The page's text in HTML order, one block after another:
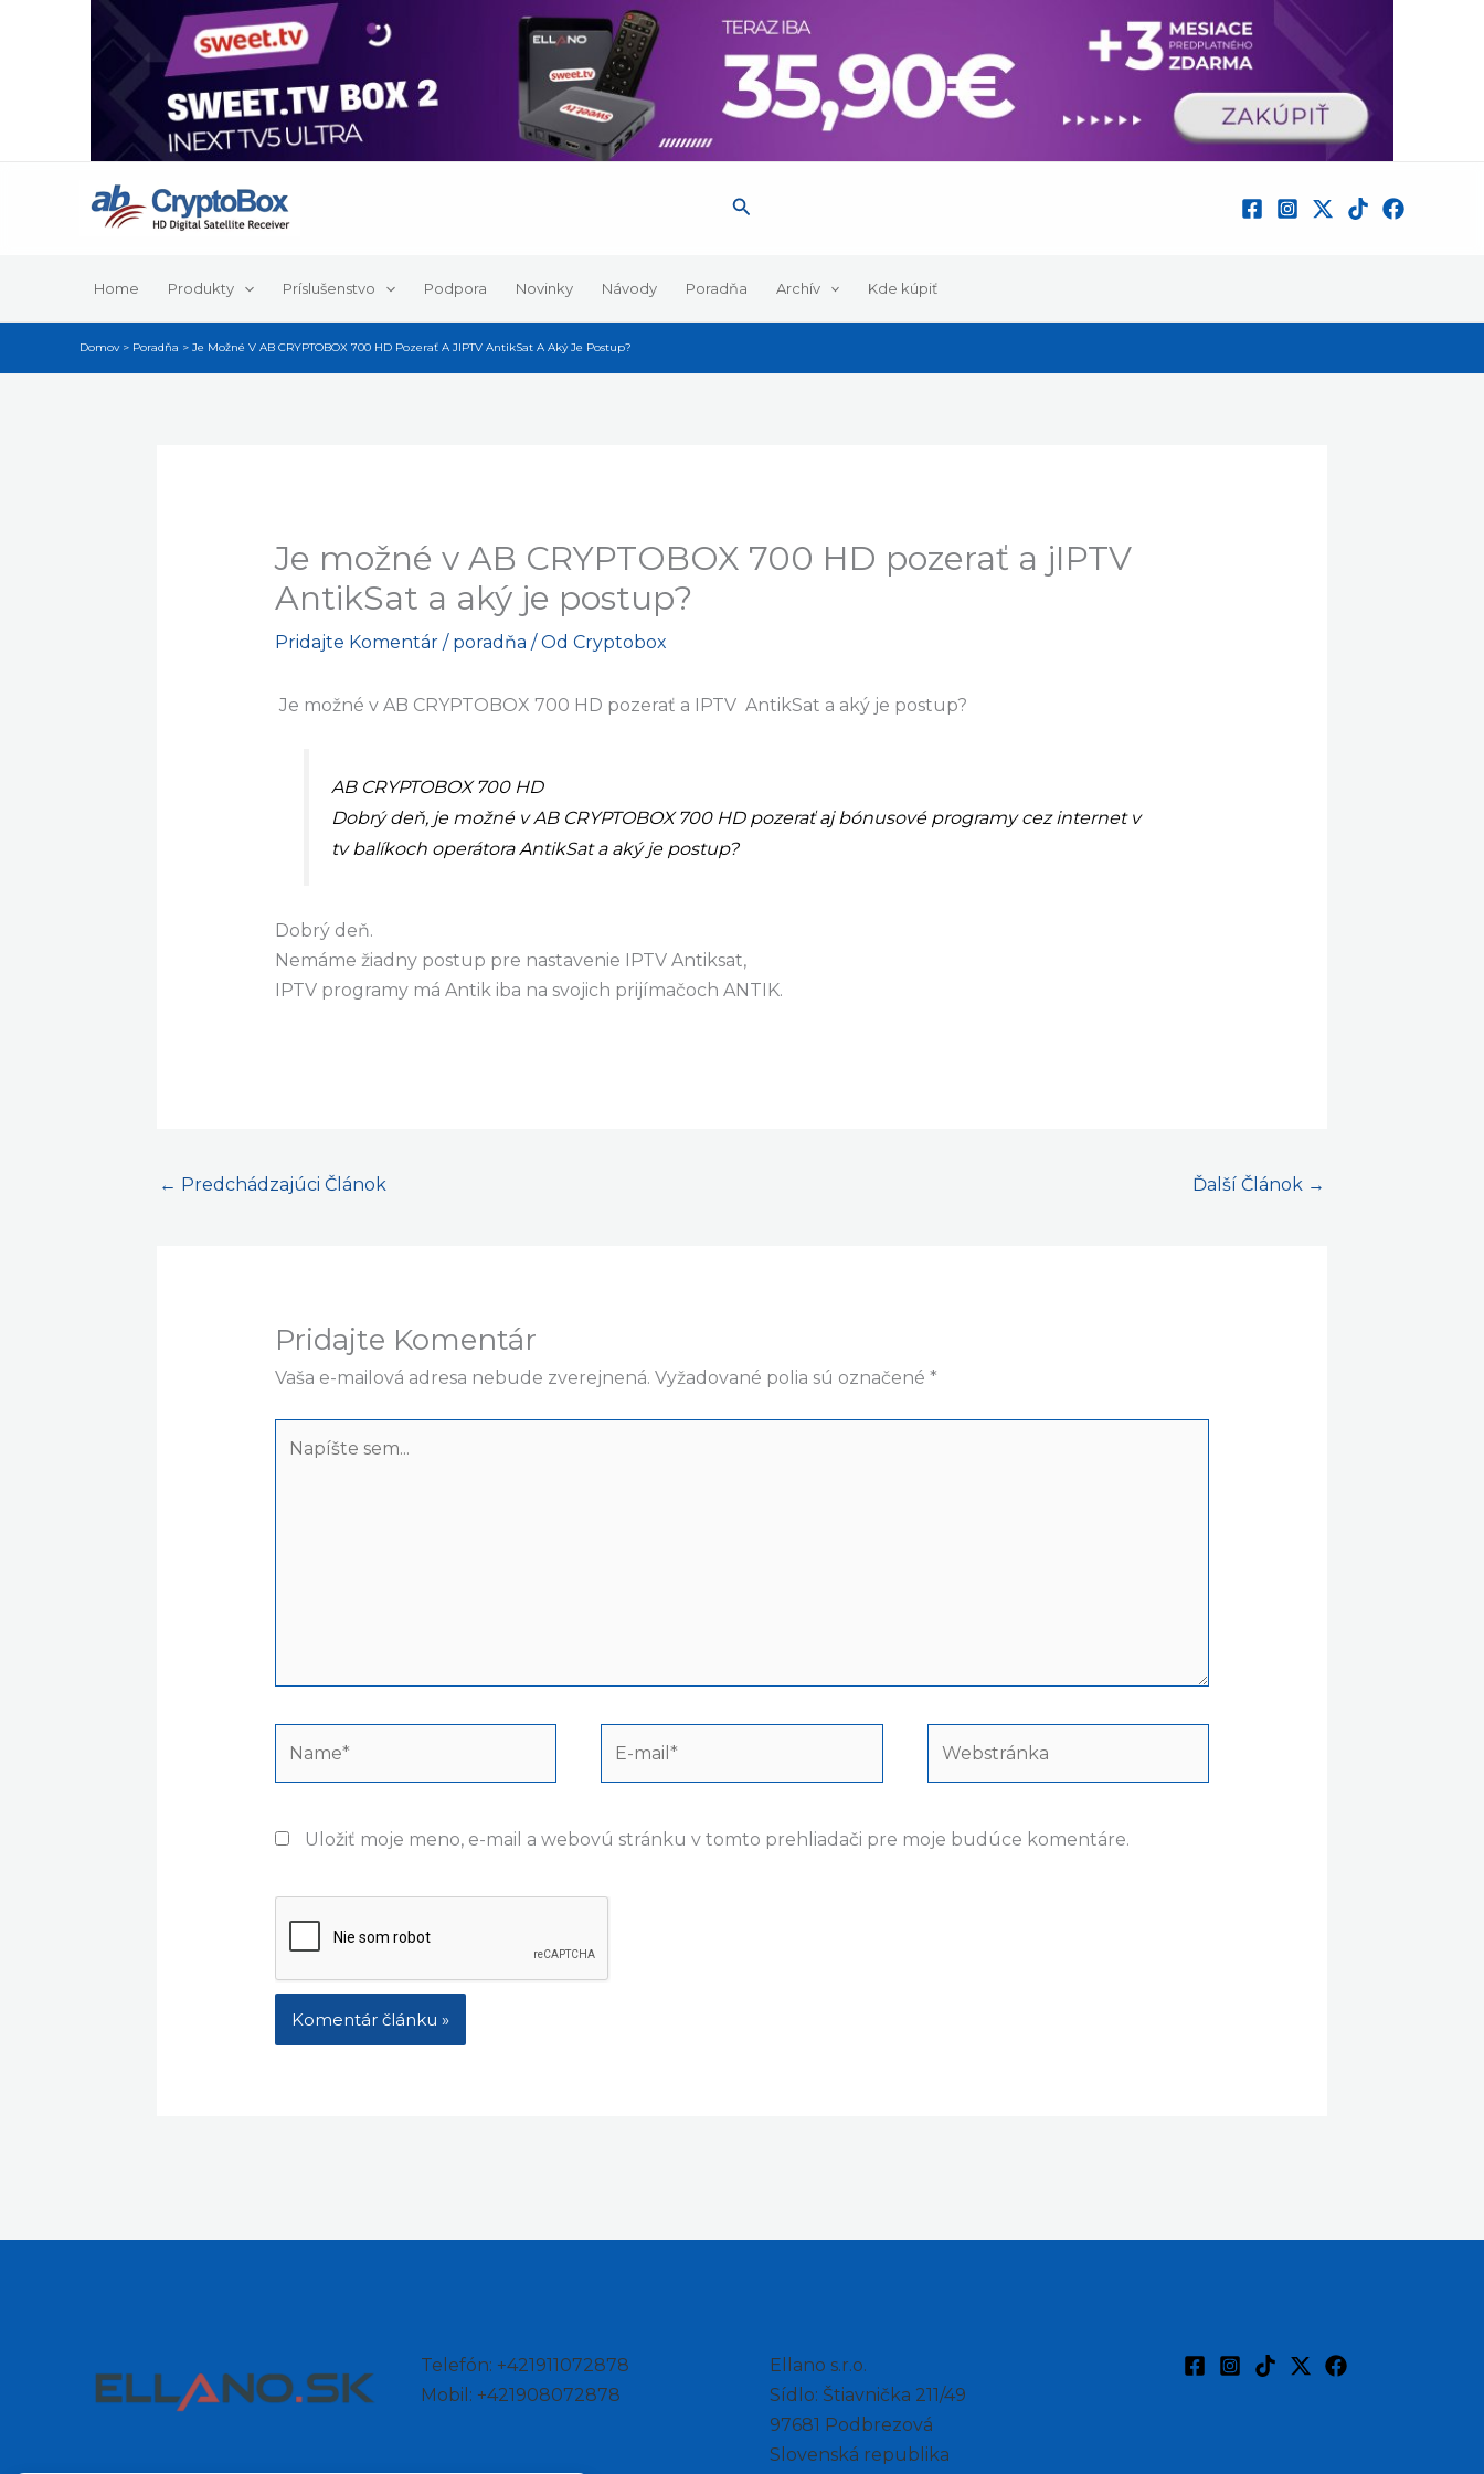
Hľadať
Home Produkty Príslušenstvo Podpora Novinky Návody Poradňa Archív Kde kúpiť
Domov Poradňa Je Možné V AB CRYPTOBOX 700 HD Pozerať A JIPTV AntikSat A Aký Je Postup?
Je možné v AB CRYPTOBOX 700 HD pozerať a jIPTV
AntikSat a aký je postup?
Pridajte Komentár / poradňa / Od Cryptobox
Je možné v AB CRYPTOBOX 700 HD pozerať a IPTV AntikSat a aký je postup?
AB CRYPTOBOX 700 HD
Dobrý deň, je možné v AB CRYPTOBOX 700 HD pozerať aj bónusové programy cez internet v
tv balíkoch operátora AntikSat a aký je postup?
Dobrý deň.
Nemáme žiadny postup pre nastavenie IPTV Antiksat,
IPTV programy má Antik iba na svojich prijímačoch ANTIK.
← Predchádzajúci Článok Ďalší Článok →
Pridajte Komentár
Vaša e-mailová adresa nebude zverejnená. Vyžadované polia sú označené *
sem...
Uložiť moje meno, e-mail a webovú stránku v tomto prehliadači pre moje budúce komentáre.
Telefón: +421911072878
Mobil: +421908072878
Ellano s.r.o.
Sídlo: Štiavnička 211/49
97681 Podbrezová
Slovenská republika